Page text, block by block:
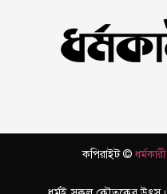
কপিরাইট © ধর্মকারী